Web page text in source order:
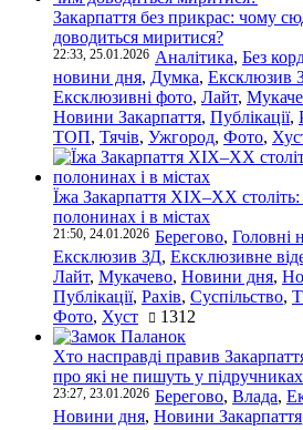
Закарпаття без прикрас: чому
доводиться миритися?
22:33, 25.01.2026 Аналітика, Без
новини дня, Думка, Ексклюзив
Ексклюзивні фото, Лайт,
Новини Закарпаття, Публікації,
ТОП, Тячів, Ужгород, Фото,
Їжа Закарпаття ХІХ–ХХ
полонинах і в містах
21:50, 24.01.2026 Берегово, Головні
Ексклюзив ЗД, Ексклюзивне
Лайт, Мукачево, Новини дня,
Публікації, Рахів, Суспільство,
Фото, Хуст 1312
Хто насправді правив
про які не пишуть у підручниках
23:27, 23.01.2026 Берегово, Влада,
Новини дня, Новини Закарпаття